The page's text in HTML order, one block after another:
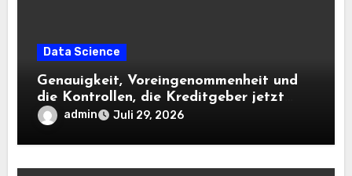
Data Science
Genauigkeit, Voreingenommenheit und
die Kontrollen, die Kreditgeber jetzt
benötigen |
admin Juli 29, 2026